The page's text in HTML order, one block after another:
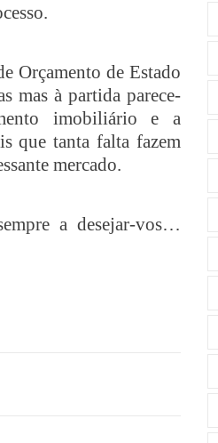
Orçamento de Estado
mas à partida parece-
imobiliário e a
que tanta falta fazem
mercado.
a desejar-vos…